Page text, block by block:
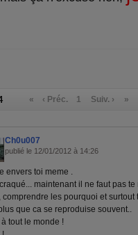
« ‹ Préc. 1 Suiv. › »
Ch0u007
publié le 12/01/2012 à 14:26
envers toi meme .
maintenant il ne faut pas
comprendre les pourquoi et
que ca se reproduise souvent..
tout le monde !